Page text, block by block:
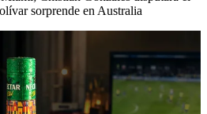
sorprende en Australia